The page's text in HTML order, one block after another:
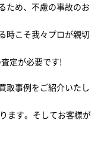
ため、不慮の事故のお
時こそ我々プロが親切
定が必要です!
取事例をご紹介いたし
ます。そしてお客様が